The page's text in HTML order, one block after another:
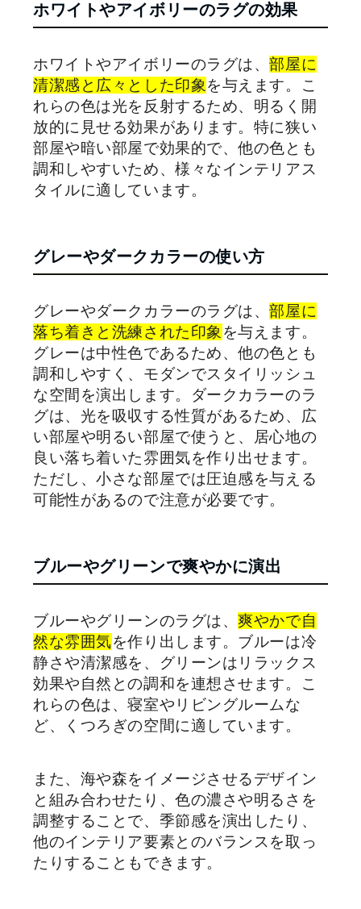
ホワイトやアイボリーのラグの効果
ホワイトやアイボリーのラグは、部屋に
清潔感と広々とした印象 を与えます。こ
れらの色は光を反射するため、明るく開
放的に見せる効果があります。特に狭い
部屋や暗い部屋で効果的で、他の色とも
調和しやすいため、様々なインテリアス
タイルに適しています。
グレーやダークカラーの使い方
グレーやダークカラーのラグは、部屋に
落ち着きと洗練された印象 を与えます。
グレーは中性色であるため、他の色とも
調和しやすく、モダンでスタイリッシュ
な空間を演出します。ダークカラーのラ
グは、光を吸収する性質があるため、広
い部屋や明るい部屋で使うと、居心地の
良い落ち着いた雰囲気を作り出せます。
ただし、小さな部屋では圧迫感を与える
可能性があるので注意が必要です。
ブルーやグリーンで爽やかに演出
ブルーやグリーンのラグは、爽やかで自
然な雰囲気を作り出します。ブルーは冷
静さや清潔感を、グリーンはリラックス
効果や自然との調和を連想させます。こ
れらの色は、寝室やリビングルームな
ど、くつろぎの空間に適しています。
また、海や森をイメージさせるデザイン
と組み合わせたり、色の濃さや明るさを
調整することで、季節感を演出したり、
他のインテリア要素とのバランスを取っ
たりすることもできます。